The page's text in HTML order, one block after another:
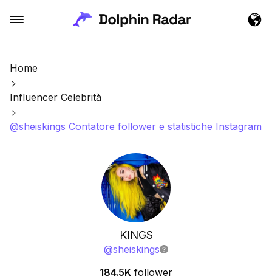
Home
Influencer Celebrità
@sheiskings Contatore follower e statistiche Instagram
KINGS
@sheiskings
184.5K follower